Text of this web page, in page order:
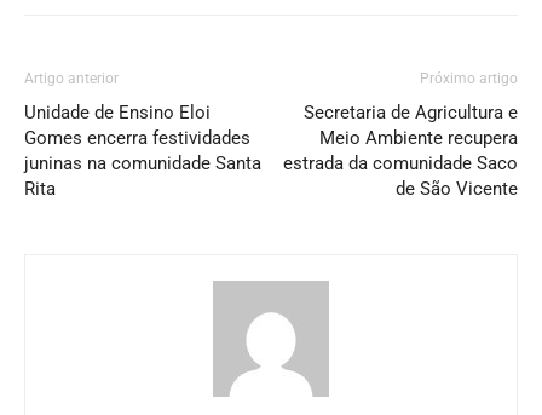
Artigo anterior
Unidade de Ensino Eloi
Gomes encerra festividades
juninas na comunidade Santa
Rita
Próximo artigo
Secretaria de Agricultura e
Meio Ambiente recupera
estrada da comunidade Saco
de São Vicente